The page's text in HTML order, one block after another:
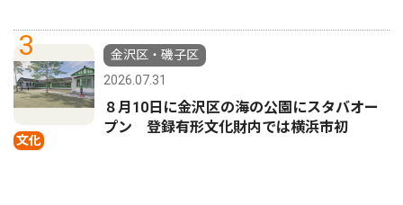
3
文化
金沢区・磯子区
2026.07.31
８月10日に金沢区の海の公園にスタバオー
プン 登録有形文化財内では横浜市初